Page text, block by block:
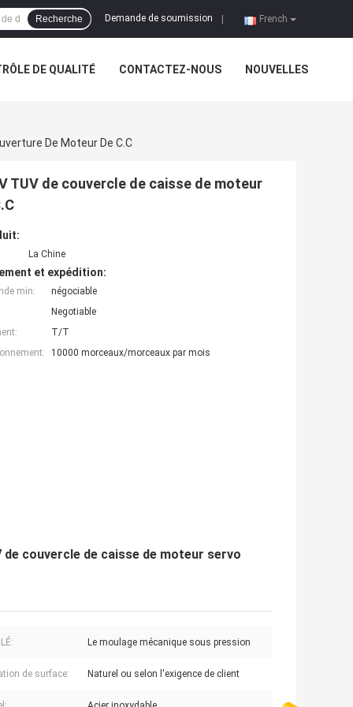
French
Demande de soumission
Recherche
DE QUALITÉ CONTACTEZ-NOUS NOUVELLES
De Moteur De C.C
de couvercle de caisse de moteur
La Chine
et expédition:
min:
négociable
Negotiable
T/T
10000 morceaux/morceaux par mois
couvercle de caisse de moteur servo
Le moulage mécanique sous pression
de surface: Naturel ou selon l'exigence de client